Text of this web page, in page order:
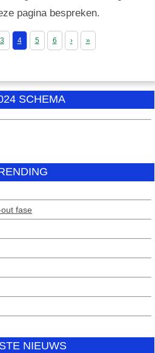
pagina bespreken.
3 4 5 6 › »
SCHEMA
fase
NIEUWS